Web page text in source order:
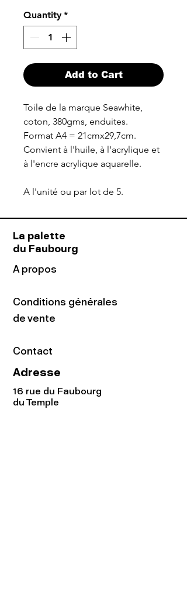
Quantity *
Add to Cart
Toile de la marque Seawhite,
coton, 380gms, enduites.
Format A4 = 21cmx29,7cm.
Convient à l'huile, à l'acrylique et
à l'encre acrylique aquarelle.
A l'unité ou par lot de 5.
La palette
du Faubourg
A propos
Conditions générales
de vente
Contact
Adresse
16 rue du Faubourg
du Temple